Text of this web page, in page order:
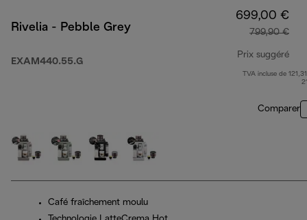
Rivelia - Pebble Grey
EXAM440.55.G
699,00 €
799,90 €
Prix suggéré
TVA incluse de
Comparer
Café fraîchement moulu